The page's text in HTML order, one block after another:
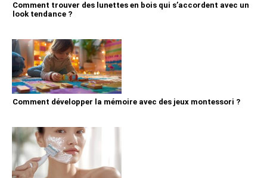
Comment trouver des lunettes en bois qui s’accordent avec un
look tendance ?
Comment développer la mémoire avec des jeux montessori ?